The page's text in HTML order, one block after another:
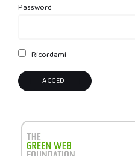
Password
Ricordami